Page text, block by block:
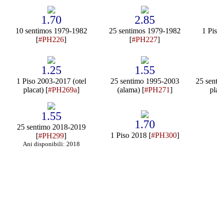
1.70
10 sentimos 1979-1982
[#PH226]
2.85
25 sentimos 1979-1982
[#PH227]
1
1.25
1 Piso 2003-2017 (otel
placat) [#PH269a]
1.55
25 sentimo 1995-2003
(alama) [#PH271]
25
1.55
25 sentimo 2018-2019
[#PH299]
Ani disponibili: 2018
1.70
1 Piso 2018 [#PH300]